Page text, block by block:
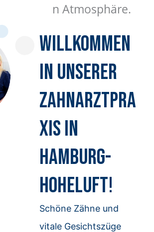
n Atmosphäre.
Willkommen
in unserer
Zahnarztpra
xis in
Hamburg-
Hoheluft!
Schöne Zähne und
vitale Gesichtszüge